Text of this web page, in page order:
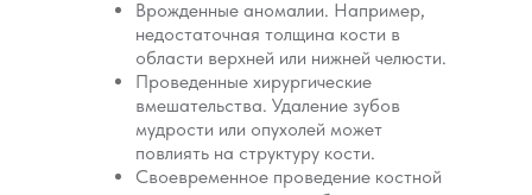
Врожденные аномалии. Например,
недостаточная толщина кости в
области верхней или нижней челюсти.
Проведенные хирургические
вмешательства. Удаление зубов
мудрости или опухолей может
повлиять на структуру кости.
Своевременное проведение костной